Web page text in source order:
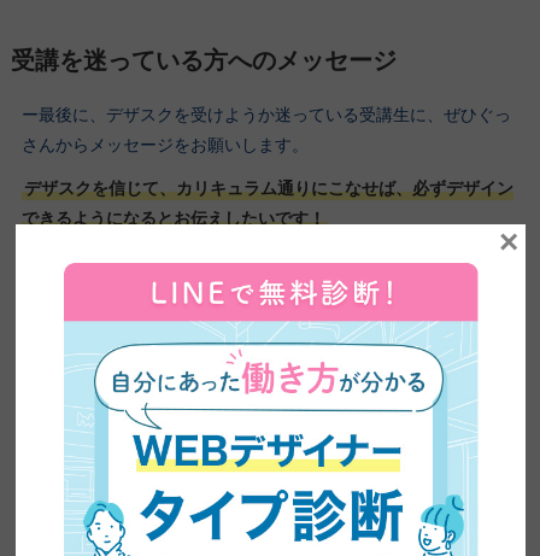
受講を迷っている方へのメッセージ
ー最後に、デザスクを受けようか迷っている受講生に、ぜひぐっ
さんからメッセージをお願いします。
デザスクを信じて、カリキュラム通りにこなせば、必ずデザイン
できるようになるとお伝えしたいです！
ーインタビューは、これで終了となります。今回は、入門編87期
川口夏世さんに来ていただきました。ありがとうございまし
ありがとうございました。
×